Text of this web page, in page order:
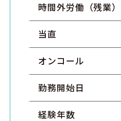
時間外労働（残業）
当直
オンコール
勤務開始日
経験年数